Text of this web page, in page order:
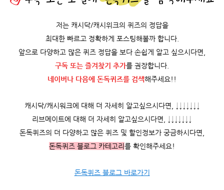
저는 캐시닥/캐시위크의 퀴즈의 정답을
최대한 빠르고 정확하게 포스팅해볼까 합니다.
앞으로 다양하고 많은 퀴즈 정답을 보다 손쉽게 알고 싶으시다면,
구독 또는 즐겨찾기 추가를 권장합니다.
네이버나 다음에 돈독퀴즈를 검색해주세요!!
캐시닥/캐시워크에 대해 더 자세히 알고싶으시다면, ↓↓↓↓↓↓↓
리브메이트에 대해 더 자세히 알고싶으시다면, ↓↓↓↓↓↓↓
돈독퀴즈의 더 다양하고 많은 퀴즈 및 할인정보가 궁금하시다면,
돈독퀴즈 블로그 카테고리를 확인해주세요!
돈독퀴즈 블로그 바로가기